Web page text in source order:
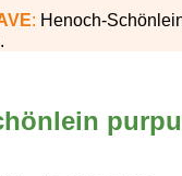
: Henoch-